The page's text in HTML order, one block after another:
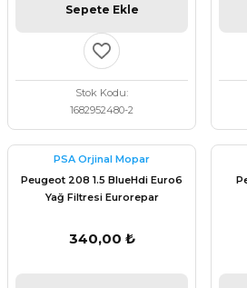
Sepete Ekle
Stok Kodu
1682952480-2
PSA Orjinal Mopar
Peugeot 208 1.5 BlueHdi Euro6
Yağ Filtresi Eurorepar
340,00 ₺